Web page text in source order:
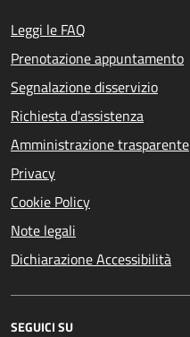
Leggi le FAQ
Prenotazione appuntamento
Segnalazione disservizio
Richiesta d'assistenza
Amministrazione trasparente
Privacy
Cookie Policy
Note legali
Dichiarazione Accessibilità
SEGUICI SU